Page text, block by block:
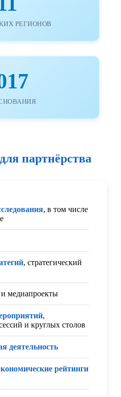
РЕГИОНОВ
партнёрства
, в том числе
, стратегический
и медиапроекты
,
и круглых столов
деятельность
рейтинги